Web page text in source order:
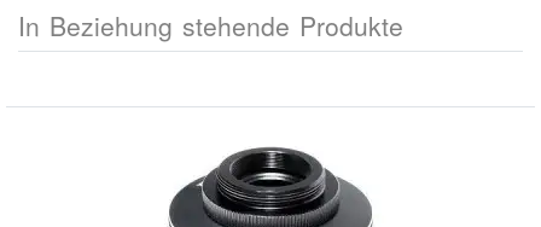
In Beziehung stehende Produkte